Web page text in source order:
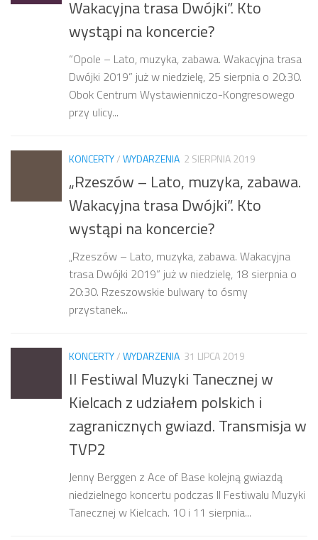
Wakacyjna trasa Dwójki”. Kto
wystąpi na koncercie?
“Opole – Lato, muzyka, zabawa. Wakacyjna trasa
Dwójki 2019” już w niedzielę, 25 sierpnia o 20:30.
Obok Centrum Wystawienniczo-Kongresowego
przy ulicy...
KONCERTY/WYDARZENIA 2 SIERPNIA 2019
„Rzeszów – Lato, muzyka, zabawa.
Wakacyjna trasa Dwójki”. Kto
wystąpi na koncercie?
„Rzeszów – Lato, muzyka, zabawa. Wakacyjna
trasa Dwójki 2019” już w niedzielę, 18 sierpnia o
20:30. Rzeszowskie bulwary to ósmy
przystanek...
KONCERTY/WYDARZENIA 31 LIPCA 2019
II Festiwal Muzyki Tanecznej w
Kielcach z udziałem polskich i
zagranicznych gwiazd. Transmisja w
TVP2
Jenny Berggen z Ace of Base kolejną gwiazdą
niedzielnego koncertu podczas II Festiwalu Muzyki
Tanecznej w Kielcach. 10 i 11 sierpnia...